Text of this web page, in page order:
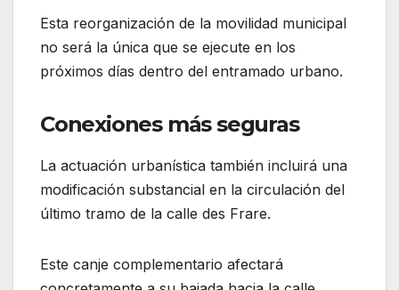
Esta reorganización de la movilidad municipal
no será la única que se ejecute en los
próximos días dentro del entramado urbano.
Conexiones más seguras
La actuación urbanística también incluirá una
modificación substancial en la circulación del
último tramo de la calle des Frare.
Este canje complementario afectará